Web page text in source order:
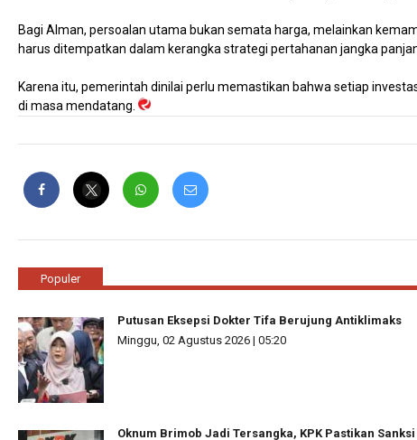
Bagi Alman, persoalan utama bukan semata harga, melainkan
harus ditempatkan dalam kerangka strategi pertahanan jangka
Karena itu, pemerintah dinilai perlu memastikan bahwa setiap
di masa mendatang.
Populer
Putusan Eksepsi Dokter Tifa Berujung Antiklimaks
Minggu, 02 Agustus 2026 | 05:20
Oknum Brimob Jadi Tersangka, KPK Pastikan